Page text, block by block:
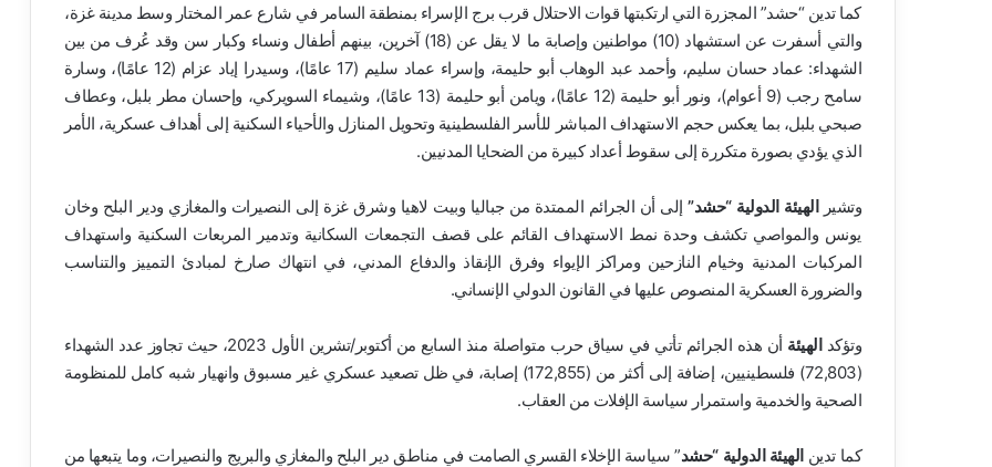
كما تدين “حشد” المجزرة التي ارتكبتها قوات الاحتلال قرب برج الإسراء بمنطقة السامر في شارع عمر المختار وسط مدينة غزة،
والتي أسفرت عن استشهاد (10) مواطنين وإصابة ما لا يقل عن (18) آخرين، بينهم أطفال ونساء وكبار سن وقد عُرف من بين
الشهداء: عماد حسان سليم، وأحمد عبد الوهاب أبو حليمة، وإسراء عماد سليم (17 عامًا)، وسيدرا إياد عزام (12 عامًا)، وسارة
سامح رجب (9 أعوام)، ونور أبو حليمة (12 عامًا)، ويامن أبو حليمة (13 عامًا)، وشيماء السويركي، وإحسان مطر بلبل، وعطاف
صبحي بلبل، بما يعكس حجم الاستهداف المباشر للأسر الفلسطينية وتحويل المنازل والأحياء السكنية إلى أهداف عسكرية، الأمر
الذي يؤدي بصورة متكررة إلى سقوط أعداد كبيرة من الضحايا المدنيين.
وتشيرالهيئة الدولية “حشد” إلى أن الجرائم الممتدة من جباليا وبيت لاهيا وشرق غزة إلى النصيرات والمغازي ودير البلح وخان
يونس والمواصي تكشف وحدة نمط الاستهداف القائم على قصف التجمعات السكانية وتدمير المربعات السكنية واستهداف
المركبات المدنية وخيام النازحين ومراكز الإيواء وفرق الإنقاذ والدفاع المدني، في انتهاك صارخ لمبادئ التمييز والتناسب
والضرورة العسكرية المنصوص عليها في القانون الدولي الإنساني.
وتؤكدالهيئة
أن هذه الجرائم تأتي في سياق حرب متواصلة منذ السابع من أكتوبر/تشرين الأول 2023، حيث تجاوز عدد الشهداء
(72,803) فلسطينيين، إضافة إلى أكثر من (172,855) إصابة، في ظل تصعيد عسكري غير مسبوق وانهيار شبه كامل للمنظومة
الصحية والخدمية واستمرار سياسة الإفلات من العقاب.
كما تدينالهيئة الدولية “حشد” سياسة الإخلاء القسري الصامت في مناطق دير البلح والمغازي والبريج والنصيرات، وما يتبعها من